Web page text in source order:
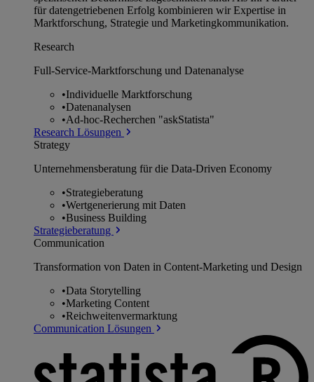
für datengetriebenen Erfolg kombinieren wir Expertise in
Marktforschung, Strategie und Marketingkommunikation.
Research
Full-Service-Marktforschung und Datenanalyse
•Individuelle Marktforschung
•Datenanalysen
•Ad-hoc-Recherchen "askStatista"
Research Lösungen
Strategy
Unternehmens­beratung für die Data-Driven Economy
•Strategieberatung
•Wertgenerierung mit Daten
•Business Building
Strategieberatung
Communication
Transformation von Daten in Content-Marketing und Design
•Data Storytelling
•Marketing Content
•Reichweitenvermarktung
Communication Lösungen